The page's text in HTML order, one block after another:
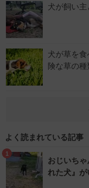
犬が飼い
犬が草を
険な草の種
よく読まれている記事
1
おじいち
れた犬』